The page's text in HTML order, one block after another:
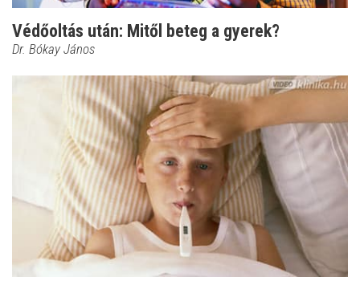
Védőoltás után: Mitől beteg a gyerek?
Dr. Bókay János